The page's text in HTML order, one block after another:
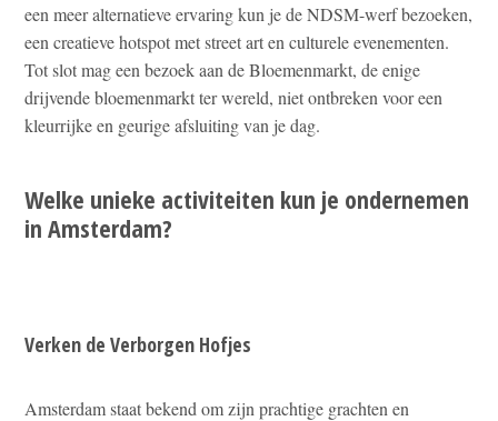
een meer alternatieve ervaring kun je de NDSM-werf bezoeken,
een creatieve hotspot met street art en culturele evenementen.
Tot slot mag een bezoek aan de Bloemenmarkt, de enige
drijvende bloemenmarkt ter wereld, niet ontbreken voor een
kleurrijke en geurige afsluiting van je dag.
Welke unieke activiteiten kun je ondernemen
in Amsterdam?
Verken de Verborgen Hofjes
Amsterdam staat bekend om zijn prachtige grachten en